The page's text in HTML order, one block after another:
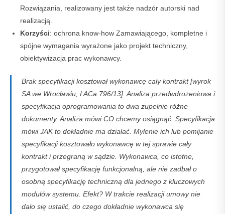
Rozwiązania, realizowany jest także nadzór autorski nad
realizacją.
Korzyści: ochrona know-how Zamawiającego, kompletne i
spójne wymagania wyrażone jako projekt techniczny,
obiektywizacja prac wykonawcy.
Brak specyfikacji kosztował wykonawcę cały kontrakt [wyrok
SA we Wrocławiu, I ACa 796/13]. Analiza przedwdrożeniowa i
specyfikacja oprogramowania to dwa zupełnie różne
dokumenty. Analiza mówi CO chcemy osiągnąć. Specyfikacja
mówi JAK to dokładnie ma działać. Mylenie ich lub pomijanie
specyfikacji kosztowało wykonawcę w tej sprawie cały
kontrakt i przegraną w sądzie. Wykonawca, co istotne,
przygotował specyfikację funkcjonalną, ale nie zadbał o
osobną specyfikację techniczną dla jednego z kluczowych
modułów systemu. Efekt? W trakcie realizacji umowy nie
dało się ustalić, do czego dokładnie wykonawca się